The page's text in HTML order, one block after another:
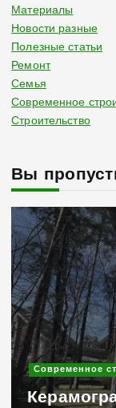
Материалы
Новости разные
Полезные статьи
Ремонт
Семья
Современное
Строительство
Вы
Современное